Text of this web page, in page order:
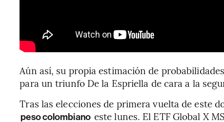
Aún así, su propia estimación de
para un triunfo De la Espriella de cara a la
Tras las elecciones de primera vuelta de este
peso colombiano este lunes. El ETF Global X